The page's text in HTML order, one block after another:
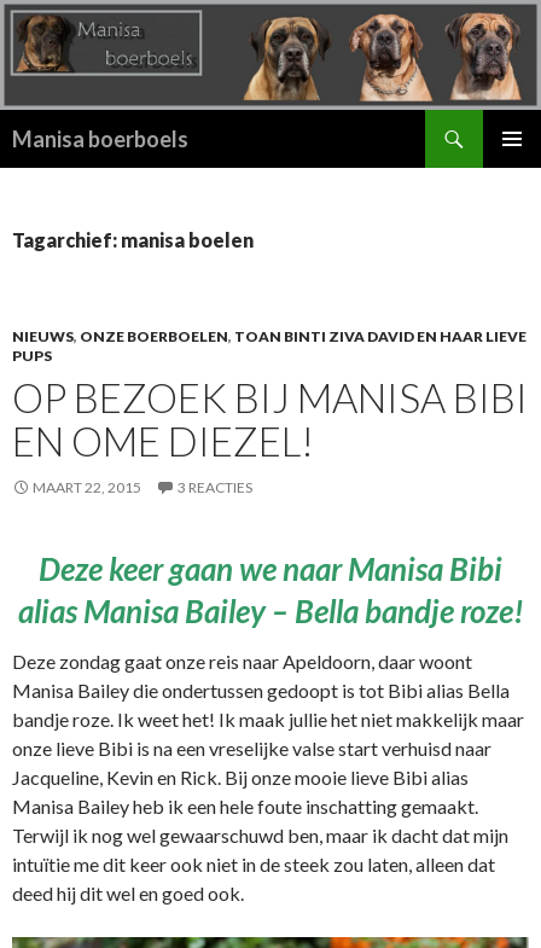
Manisa boerboels
Tagarchief: manisa boelen
NIEUWS, ONZE BOERBOELEN, TOAN BINTI ZIVA DAVID EN HAAR LIEVE
PUPS
OP BEZOEK BIJ MANISA BIBI
EN OME DIEZEL!
MAART 22, 2015 3 REACTIES
Deze keer gaan we naar Manisa Bibi
alias Manisa Bailey – Bella bandje roze!
Deze zondag gaat onze reis naar Apeldoorn, daar woont
Manisa Bailey die ondertussen gedoopt is tot Bibi alias Bella
bandje roze. Ik weet het! Ik maak jullie het niet makkelijk maar
onze lieve Bibi is na een vreselijke valse start verhuisd naar
Jacqueline, Kevin en Rick. Bij onze mooie lieve Bibi alias
Manisa Bailey heb ik een hele foute inschatting gemaakt.
Terwijl ik nog wel gewaarschuwd ben, maar ik dacht dat mijn
intuïtie me dit keer ook niet in de steek zou laten, alleen dat
deed hij dit wel en goed ook.